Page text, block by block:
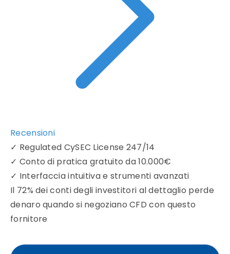
Recensioni
✓ Regulated CySEC License 247/14
✓ Conto di pratica gratuito da 10.000€
✓ Interfaccia intuitiva e strumenti avanzati
Il 72% dei conti degli investitori al dettaglio perde
denaro quando si negoziano CFD con questo
fornitore